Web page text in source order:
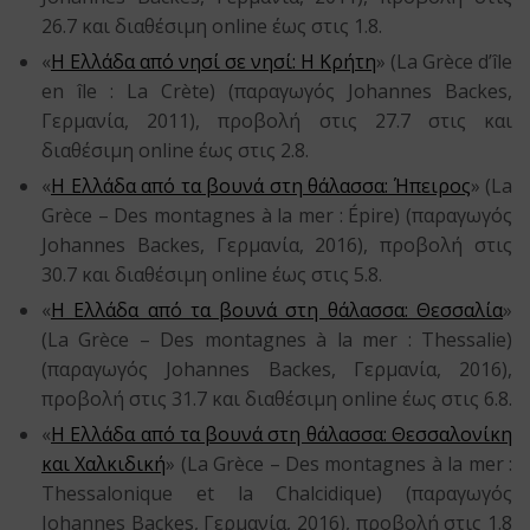
26.7 και διαθέσιμη online έως στις 1.8.
«Η Ελλάδα από νησί σε νησί: Η Κρήτη» (La Grèce d’île
en île : La Crète) (παραγωγός Johannes Backes,
Γερμανία, 2011), προβολή στις 27.7 στις και
διαθέσιμη online έως στις 2.8.
«Η Ελλάδα από τα βουνά στη θάλασσα: Ήπειρος» (La
Grèce – Des montagnes à la mer : Épire) (παραγωγός
Johannes Backes, Γερμανία, 2016), προβολή στις
30.7 και διαθέσιμη online έως στις 5.8.
«Η Ελλάδα από τα βουνά στη θάλασσα: Θεσσαλία»
(La Grèce – Des montagnes à la mer : Thessalie)
(παραγωγός Johannes Backes, Γερμανία, 2016),
προβολή στις 31.7 και διαθέσιμη online έως στις 6.8.
«Η Ελλάδα από τα βουνά στη θάλασσα: Θεσσαλονίκη
και Χαλκιδική» (La Grèce – Des montagnes à la mer :
Thessalonique et la Chalcidique) (παραγωγός
Johannes Backes, Γερμανία, 2016), προβολή στις 1.8